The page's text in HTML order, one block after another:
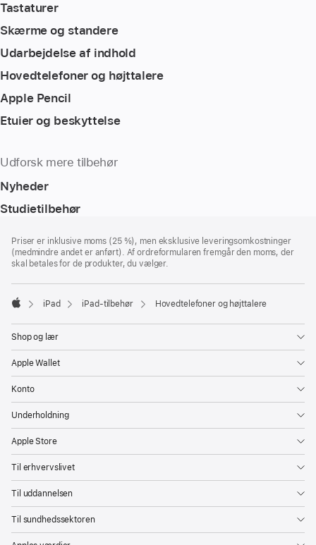
Tastaturer
Skærme og standere
Udarbejdelse af indhold
Hovedtelefoner og højttalere
Apple Pencil
Etuier og beskyttelse
Udforsk mere tilbehør
Nyheder
Studietilbehør
Priser er inklusive moms (25 %), men eksklusive leveringsomkostninger
(medmindre andet er anført). Af ordreformularen fremgår den moms, der
skal betales for de produkter, du vælger.
iPad iPad-tilbehør Hovedtelefoner og højttalere
Shop og lær
Apple Wallet
Konto
Underholdning
Apple Store
Til erhvervslivet
Til uddannelsen
Til sundhedssektoren